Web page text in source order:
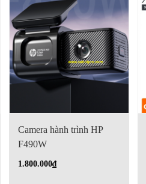
Camera hành trình HP
F490W
1.800.000₫